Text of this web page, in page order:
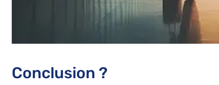
Conclusion ?